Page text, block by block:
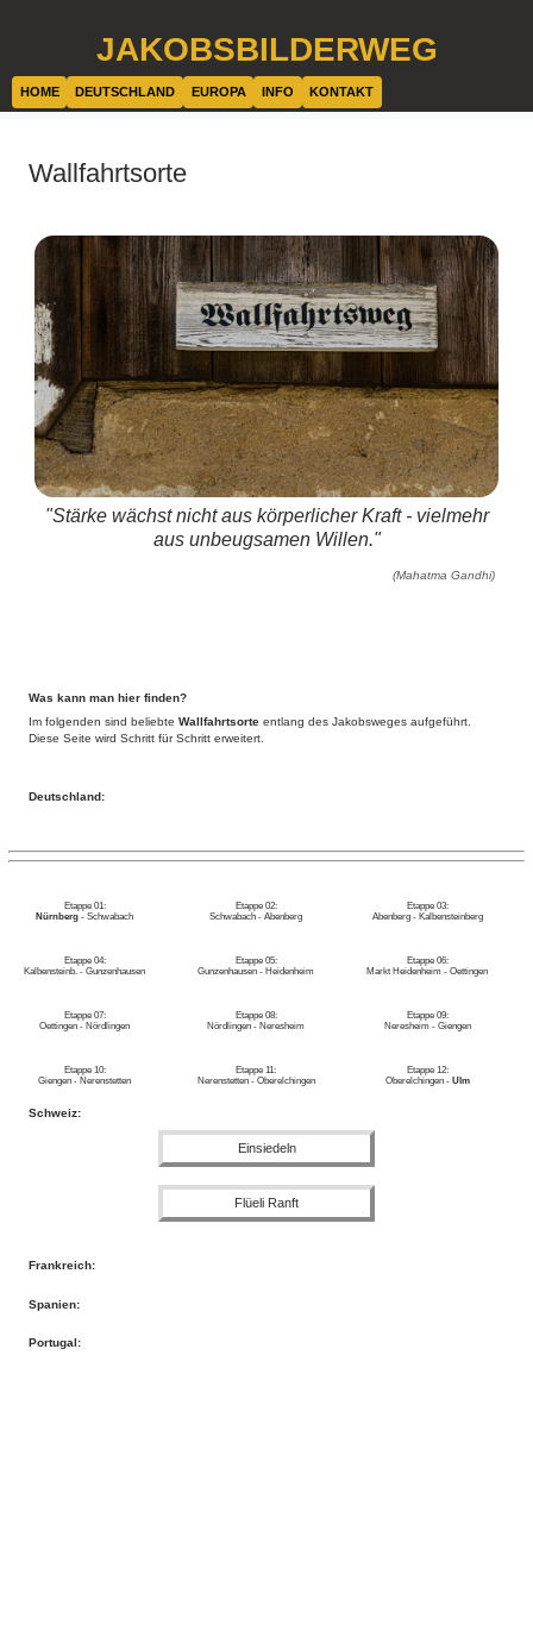
JAKOBSBILDERWEG
HOME DEUTSCHLAND EUROPA INFO KONTAKT
Wallfahrtsorte
"Stärke wächst nicht aus körperlicher Kraft - vielmehr
aus unbeugsamen Willen."
(Mahatma Gandhi)
Was kann man hier finden?
Im folgenden sind beliebteWall­fahrts­orte entlang des Jakobsweges aufgeführt.
Diese Seite wird Schritt für Schritt erweitert.
Deutschland:
Etappe 01:
Nürnberg - Schwabach
Etappe 02:
Schwabach - Abenberg
Etappe 03:
Abenberg - Kalbensteinberg
Etappe 04:
Kalbensteinb. - Gunzenhausen
Etappe 05:
Gunzenhausen - Heidenheim
Etappe 06:
Markt Heidenheim - Oettingen
Etappe 07:
Oettingen - Nördlingen
Etappe 08:
Nördlingen - Neresheim
Etappe 09:
Neresheim - Giengen
Etappe 10:
Giengen - Nerenstetten
Etappe 11:
Nerenstetten - Oberelchingen
Etappe 12:
Oberelchingen - Ulm
Schweiz:
Einsiedeln
Flüeli Ranft
Frankreich:
Spanien:
Portugal: